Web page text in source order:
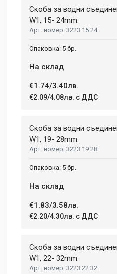
Your Name
Email Address
Post Your Review
Скоба за водни
W1, 15- 24mm.
3223 15 24
5 бр.
На склад
€1.74/3.40лв.
€2.09/4.08лв. с ДДС
Скоба за водни
W1, 19- 28mm.
3223 19 28
5 бр.
На склад
€1.83/3.58лв.
€2.20/4.30лв. с ДДС
Скоба за водни
W1, 22- 32mm.
3223 22 32